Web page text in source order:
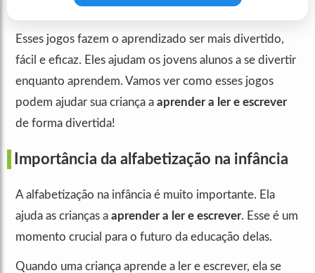
Esses jogos fazem o aprendizado ser mais divertido,
fácil e eficaz. Eles ajudam os jovens alunos a se divertir
enquanto aprendem. Vamos ver como esses jogos
podem ajudar sua criança a aprender a ler e escrever
de forma divertida!
Importância da alfabetização na infância
A alfabetização na infância é muito importante. Ela
ajuda as crianças a aprender a ler e escrever. Esse é um
momento crucial para o futuro da educação delas.
Quando uma criança aprende a ler e escrever, ela se